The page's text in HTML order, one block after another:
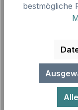
Covid-19
bestmögliche